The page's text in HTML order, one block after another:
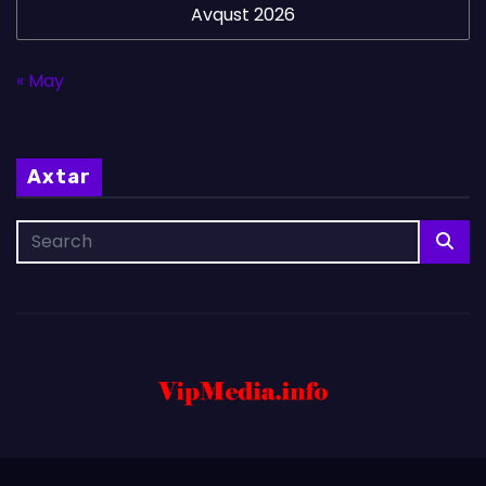
Avqust 2026
« May
Axtar